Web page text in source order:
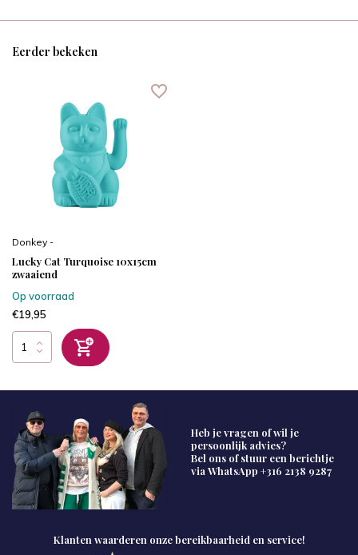
Eerder bekeken
Donkey -
Lucky Cat Turquoise 10x15cm
zwaaiend
Op voorraad
€19,95
Heb je vragen of wil je
persoonlijk advies?
Bel ons of stuur een berichtje
via WhatsApp +316 2138 9287
Klanten waarderen onze bereikbaarheid en service!